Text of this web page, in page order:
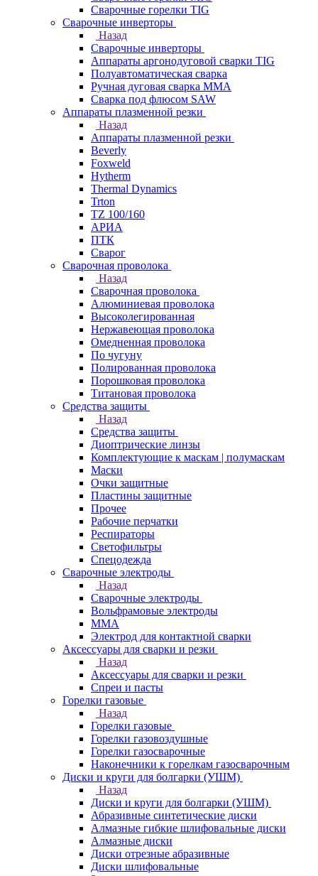
Сварочные горелки TIG
Сварочные инверторы
Назад
Сварочные инверторы
Аппараты аргонодуговой сварки TIG
Полуавтоматическая сварка
Ручная дуговая сварка MMA
Сварка под флюсом SAW
Аппараты плазменной резки
Назад
Аппараты плазменной резки
Beverly
Foxweld
Hytherm
Thermal Dynamics
Trton
TZ 100/160
АРИА
ПТК
Сварог
Сварочная проволока
Назад
Сварочная проволока
Алюминиевая проволока
Высоколегированная
Нержавеющая проволока
Омедненная проволока
По чугуну
Полированная проволока
Порошковая проволока
Титановая проволока
Средства защиты
Назад
Средства защиты
Диоптрические линзы
Комплектующие к маскам | полумаскам
Маски
Очки защитные
Пластины защитные
Прочее
Рабочие перчатки
Респираторы
Светофильтры
Спецодежда
Сварочные электроды
Назад
Сварочные электроды
Вольфрамовые электроды
ММА
Электрод для контактной сварки
Аксессуары для сварки и резки
Назад
Аксессуары для сварки и резки
Спреи и пасты
Горелки газовые
Назад
Горелки газовые
Горелки газовоздушные
Горелки газосварочные
Наконечники к горелкам газосварочным
Диски и круги для болгарки (УШМ)
Назад
Диски и круги для болгарки (УШМ)
Абразивные синтетические диски
Алмазные гибкие шлифовальные диски
Алмазные диски
Диски отрезные абразивные
Диски шлифовальные